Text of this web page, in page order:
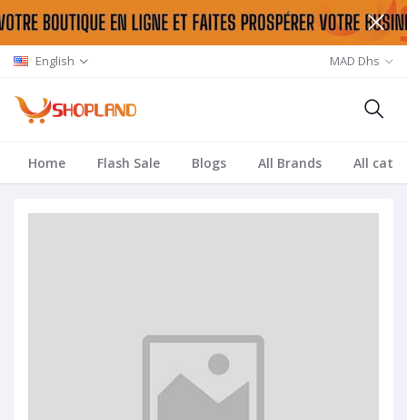
English MAD Dhs
Home Flash Sale Blogs All Brands All